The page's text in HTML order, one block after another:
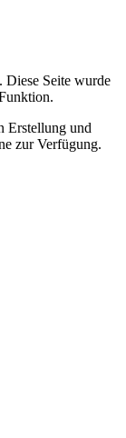
Diese Seite wurde
Erstellung und
zur Verfügung.